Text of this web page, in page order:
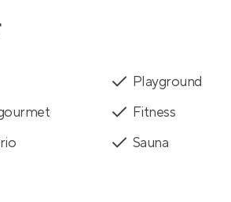
Playground
Fitness
Sauna